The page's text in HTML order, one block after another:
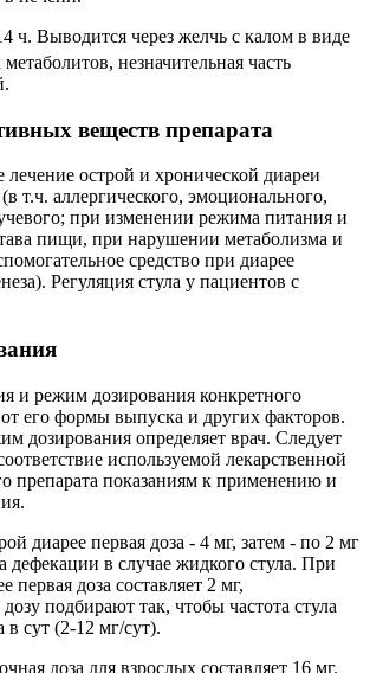
ч. Выводится через желчь с калом в виде
незначительная часть
веществ препарата
острой и хронической диареи
т.ч. аллергического, эмоционального,
при изменении режима питания и
пищи, при нарушении метаболизма и
средство при диарее
Регуляция стула у пациентов с
и режим дозирования конкретного
от его формы выпуска и других факторов.
дозирования определяет врач. Следует
используемой лекарственной
препарата показаниям к применению и
диарее первая доза - 4 мг, затем - по 2 мг
дефекации в случае жидкого стула. При
первая доза составляет 2 мг,
подбирают так, чтобы частота стула
в сут (2-12 мг/сут).
доза для взрослых составляет 16 мг.